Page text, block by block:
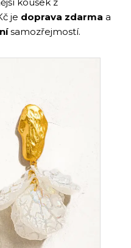
kousek z
je doprava zdarma a
samozřejmostí.